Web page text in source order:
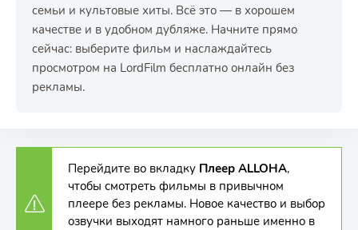
семьи и культовые хиты. Всё это — в хорошем
качестве и в удобном дубляже. Начните прямо
сейчас: выберите фильм и наслаждайтесь
просмотром на LordFilm бесплатно онлайн без
рекламы.
Перейдите во вкладку Плеер ALLOHA,
чтобы смотреть фильмы в привычном
плеере без рекламы. Новое качество и выбор
озвучки выходят намного раньше именно в